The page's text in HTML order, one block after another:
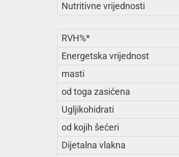
Nutritivne vrijednosti
RVH%*
Energetska vrijednost
masti
od toga zasićena
Ugljikohidrati
od kojih šećeri
Dijetalna vlakna